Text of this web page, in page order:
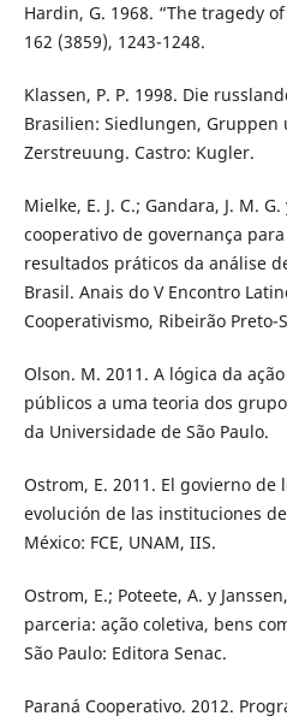
Hardin, G. 1968. “The tragedy
162 (3859), 1243-1248.
Klassen, P. P. 1998. Die
Brasilien: Siedlungen,
Zerstreuung. Castro: Kugler.
Mielke, E. J. C.; Gandara, J. M.
cooperativo de governança
resultados práticos da análise
Brasil. Anais do V Encontro
Cooperativismo, Ribeirão Preto-
Olson. M. 2011. A lógica da
públicos a uma teoria dos
da Universidade de São Paulo.
Ostrom, E. 2011. El govierno de
evolución de las instituciones
México: FCE, UNAM, IIS.
Ostrom, E.; Poteete, A. y
parceria: ação coletiva, bens
São Paulo: Editora Senac.
Paraná Cooperativo. 2012.